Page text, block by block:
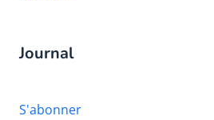
Journal
S'abonner